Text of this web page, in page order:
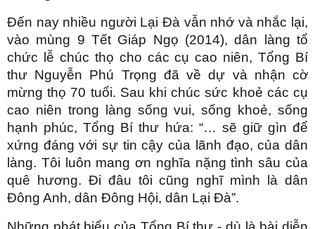
Đến nay nhiều người Lại Đà vẫn nhớ và nhắc lại,
vào mùng 9 Tết Giáp Ngọ (2014), dân làng tổ
chức lễ chúc thọ cho các cụ cao niên, Tổng Bí
thư Nguyễn Phú Trọng đã về dự và nhận cờ
mừng thọ 70 tuổi. Sau khi chúc sức khoẻ các cụ
cao niên trong làng sống vui, sống khoẻ, sống
hạnh phúc, Tổng Bí thư hứa: “… sẽ giữ gìn để
xứng đáng với sự tin cậy của lãnh đạo, của dân
làng. Tôi luôn mang ơn nghĩa nặng tình sâu của
quê hương. Đi đâu tôi cũng nghĩ mình là dân
Đông Anh, dân Đông Hội, dân Lại Đà”.